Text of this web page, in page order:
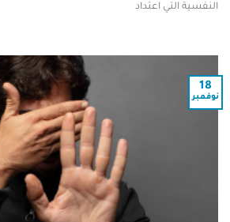
النفسية التي اعتداد
18
نوفمبر